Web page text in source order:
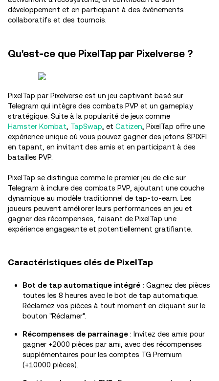
développement et en participant à des événements
collaboratifs et des tournois.
Qu'est-ce que PixelTap par Pixelverse ?
PixelTap par Pixelverse est un jeu captivant basé sur
Telegram qui intègre des combats PVP et un gameplay
stratégique. Suite à la popularité de jeux comme
Hamster Kombat TapSwap , et Catizen , PixelTap offre une
expérience unique où vous pouvez gagner des jetons $PIXFI
en tapant, en invitant des amis et en participant à des
batailles PVP.
PixelTap se distingue comme le premier jeu de clic sur
Telegram à inclure des combats PVP, ajoutant une couche
dynamique au modèle traditionnel de tap-to-earn. Les
joueurs peuvent améliorer leurs performances en jeu et
gagner des récompenses, faisant de PixelTap une
expérience engageante et potentiellement gratifiante.
Caractéristiques clés de PixelTap
Bot de tap automatique intégré : Gagnez des pièces
toutes les 8 heures avec le bot de tap automatique.
Réclamez vos pièces à tout moment en cliquant sur le
bouton "Réclamer".
Récompenses de parrainage : Invitez des amis pour
gagner +2000 pièces par ami, avec des récompenses
supplémentaires pour les comptes TG Premium
(+10000 pièces).